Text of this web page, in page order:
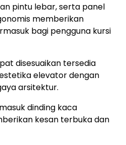
pintu lebar, serta panel
memberikan
bagi pengguna kursi
disesuaikan tersedia
elevator dengan
arsitektur.
dinding kaca
kesan terbuka dan